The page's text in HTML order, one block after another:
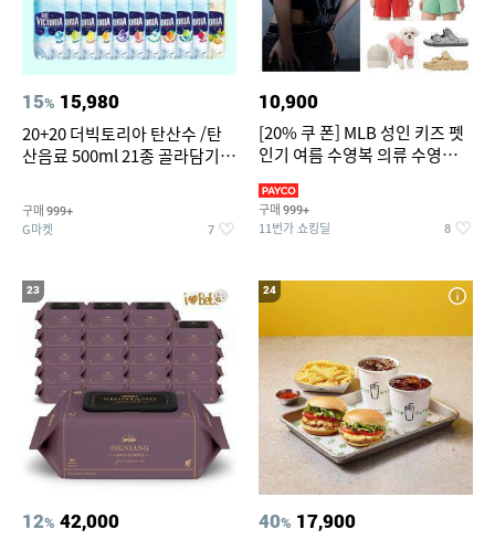
15% 15,980
20+20 더빅토리아 탄산수 /탄
산음료 500ml 21종 골라담기
구매 999+
G마켓 7
10,900
[20% 쿠 폰] MLB 성인 키즈 펫
인기 여름 수영복 의류 수영복
구매 999+
11번가 쇼킹딜 8
23
12% 42,000
24
40% 17,900